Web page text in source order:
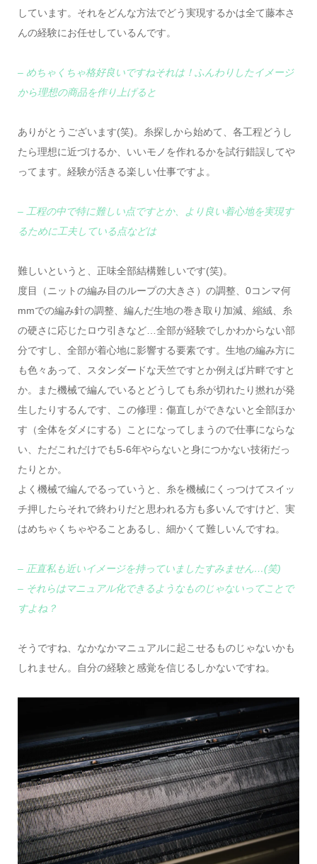
しています。それをどんな方法でどう実現するかは全て藤本さ
んの経験にお任せしているんです。
– めちゃくちゃ格好良いですねそれは！ふんわりしたイメージ
から理想の商品を作り上げると
ありがとうございます(笑)。糸探しから始めて、各工程どうし
たら理想に近づけるか、いいモノを作れるかを試行錯誤してや
ってます。経験が活きる楽しい仕事ですよ。
– 工程の中で特に難しい点ですとか、より良い着心地を実現す
るために工夫している点などは
難しいというと、正味全部結構難しいです(笑)。
度目（ニットの編み目のループの大きさ）の調整、0コンマ何
mmでの編み針の調整、編んだ生地の巻き取り加減、縮絨、糸
の硬さに応じたロウ引きなど…全部が経験でしかわからない部
分ですし、全部が着心地に影響する要素です。生地の編み方に
も色々あって、スタンダードな天竺ですとか例えば片畔ですと
か。また機械で編んでいるとどうしても糸が切れたり撚れが発
生したりするんです、この修理：傷直しができないと全部ほか
す（全体をダメにする）ことになってしまうので仕事にならな
い、ただこれだけでも5-6年やらないと身につかない技術だっ
たりとか。
よく機械で編んでるっていうと、糸を機械にくっつけてスイッ
チ押したらそれで終わりだと思われる方も多いんですけど、実
はめちゃくちゃやることあるし、細かくて難しいんですね。
– 正直私も近いイメージを持っていましたすみません…(笑)
– それらはマニュアル化できるようなものじゃないってことで
すよね？
そうですね、なかなかマニュアルに起こせるものじゃないかも
しれません。自分の経験と感覚を信じるしかないですね。